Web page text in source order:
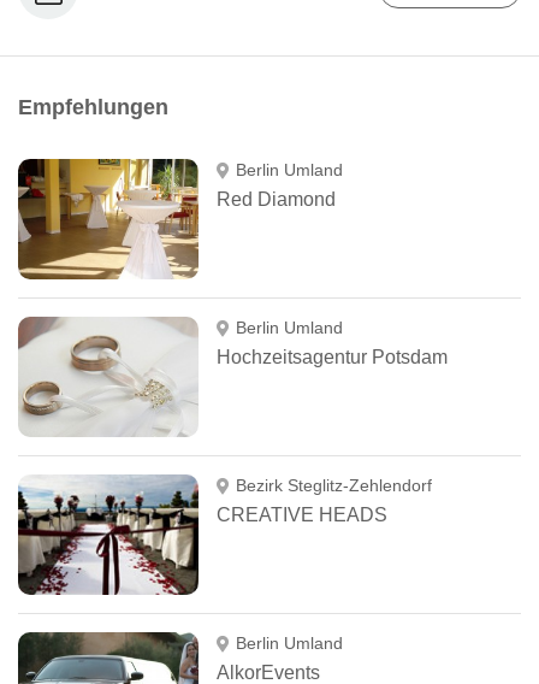
Empfehlungen
Berlin Umland
Red Diamond
Berlin Umland
Hochzeitsagentur Potsdam
Bezirk Steglitz-Zehlendorf
CREATIVE HEADS
Berlin Umland
AlkorEvents